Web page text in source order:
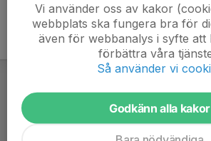
Vi använder oss av kakor
webbplats ska fungera bra för
även för webbanalys i syfte att
förbättra våra
Så använder vi
Godkänn alla kakor